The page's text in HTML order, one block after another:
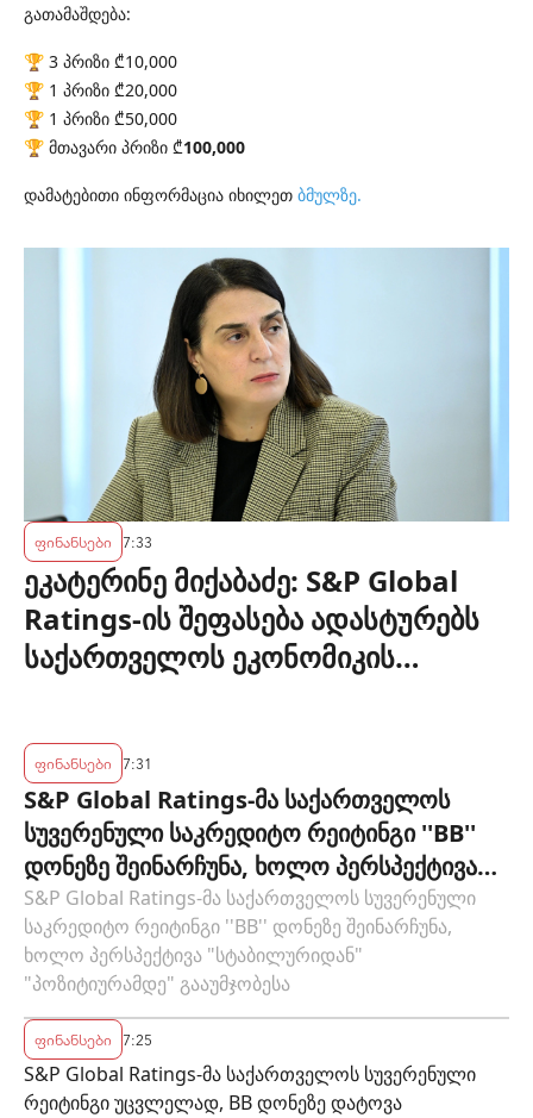
გათამაშდება:
🏆 3 პრიზი ₾10,000
🏆 1 პრიზი ₾20,000
🏆 1 პრიზი ₾50,000
🏆 მთავარი პრიზი ₾100,000
დამატებითი ინფორმაცია იხილეთ ბმულზე.
ფინანსები 7:33
ეკატერინე მიქაბაძე: S&P Global
Ratings-ის შეფასება ადასტურებს
საქართველოს ეკონომიკის
ბანკის პოლიტიკის ეფექტიანობას
ფინანსები 7:31
S&P Global Ratings-მა საქართველოს
სუვერენული საკრედიტო რეიტინგი ''BB''
დონეზე შეინარჩუნა, ხოლო პერსპექტივა
"სტაბილურიდან" "პოზიტიურამდე"
გააუმჯობესა
S&P Global Ratings-მა საქართველოს სუვერენული
საკრედიტო რეიტინგი ''BB'' დონეზე შეინარჩუნა,
ხოლო პერსპექტივა "სტაბილურიდან"
"პოზიტიურამდე" გააუმჯობესა
ფინანსები 7:25
S&P Global Ratings-მა საქართველოს სუვერენული
რეიტინგი უცვლელად, BB დონეზე დატოვა